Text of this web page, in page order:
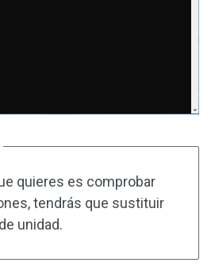
quieres es comprobar
tendrás que sustituir
unidad.